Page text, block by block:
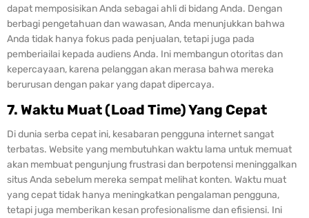
dapat memposisikan Anda sebagai ahli di bidang Anda. Dengan
berbagi pengetahuan dan wawasan, Anda menunjukkan bahwa
Anda tidak hanya fokus pada penjualan, tetapi juga pada
pemberiailai kepada audiens Anda. Ini membangun otoritas dan
kepercayaan, karena pelanggan akan merasa bahwa mereka
berurusan dengan pakar yang dapat dipercaya.
7. Waktu Muat (Load Time) Yang Cepat
Di dunia serba cepat ini, kesabaran pengguna internet sangat
terbatas. Website yang membutuhkan waktu lama untuk memuat
akan membuat pengunjung frustrasi dan berpotensi meninggalkan
situs Anda sebelum mereka sempat melihat konten. Waktu muat
yang cepat tidak hanya meningkatkan pengalaman pengguna,
tetapi juga memberikan kesan profesionalisme dan efisiensi. Ini